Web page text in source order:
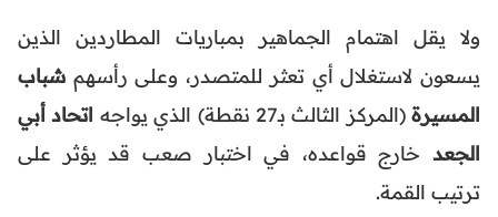
ولا يقل اهتمام الجماهير بمباريات المطاردين الذين
يسعون لاستغلال أي تعثر للمتصدر، وعلى رأسهم شباب
المسيرة (المركز الثالث بـ27 نقطة) الذي يواجه
اتحاد أبي
الجعد خارج قواعده، في اختبار صعب قد يؤثر على
ترتيب القمة.